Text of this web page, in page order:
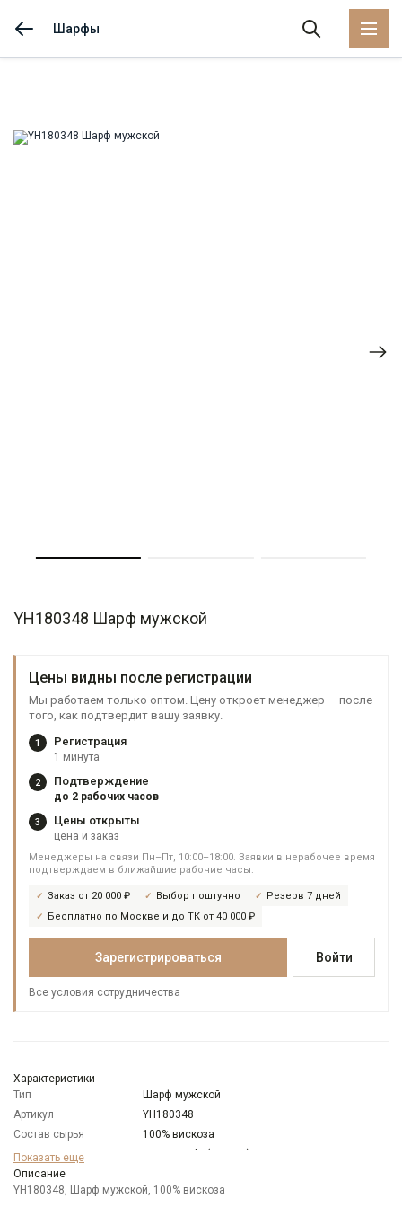
Шарфы
YH180348 Шарф мужской
Цены видны после регистрации
Мы работаем только оптом. Цену откроет менеджер — после
того, как подтвердит вашу заявку.
1 Регистрация
1 минута
2 Подтверждение
до 2 рабочих часов
3 Цены открыты
цена и заказ
Менеджеры на связи Пн–Пт, 10:00–18:00. Заявки в нерабочее время
подтверждаем в ближайшие рабочие часы.
Заказ от 20 000 ₽ Выбор поштучно
Резерв 7 дней
Бесплатно по Москве и до ТК от 40 000 ₽
Зарегистрироваться Войти
Все условия сотрудничества
Характеристики
Тип
Шарф мужской
Артикул
YH180348
Состав сырья
100% вискоза
Бренд
Цвет
Показать еще
Описание
YH180348, Шарф мужской, 100% вискоза